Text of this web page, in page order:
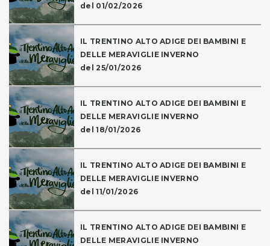
del 01/02/2026
IL TRENTINO ALTO ADIGE DEI BAMBINI E
DELLE MERAVIGLIE INVERNO
del 25/01/2026
IL TRENTINO ALTO ADIGE DEI BAMBINI E
DELLE MERAVIGLIE INVERNO
del 18/01/2026
IL TRENTINO ALTO ADIGE DEI BAMBINI E
DELLE MERAVIGLIE INVERNO
del 11/01/2026
IL TRENTINO ALTO ADIGE DEI BAMBINI E
DELLE MERAVIGLIE INVERNO